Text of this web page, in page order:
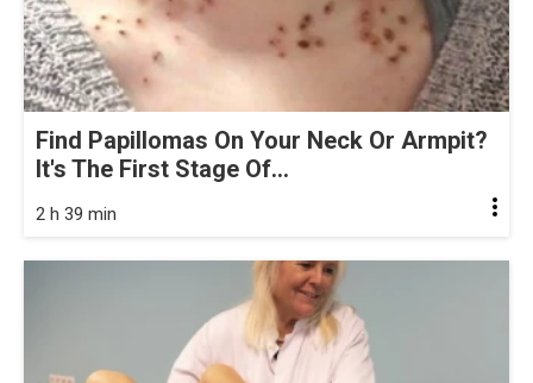
Find Papillomas On Your Neck Or Armpit?
It's The First Stage Of...
2 h 39 min